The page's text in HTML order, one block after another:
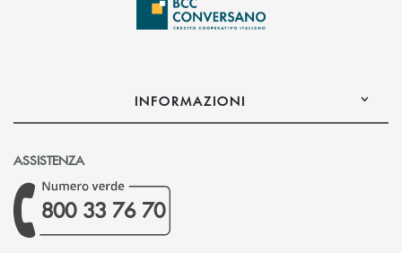
INFORMAZIONI
ASSISTENZA
800 33 76 70